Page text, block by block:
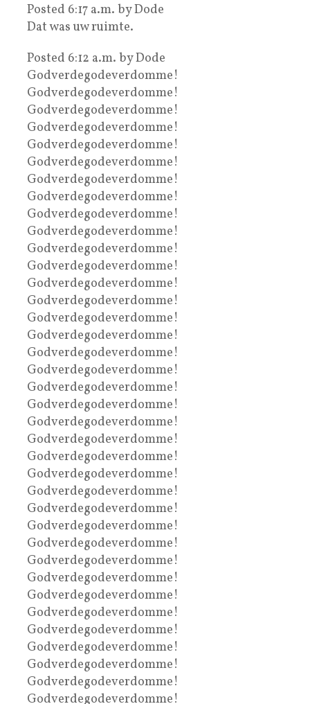
Posted 6:17 a.m. by Dode
Dat was uw ruimte.
Posted 6:12 a.m. by Dode
Godverdegodeverdomme!
Godverdegodeverdomme!
Godverdegodeverdomme!
Godverdegodeverdomme!
Godverdegodeverdomme!
Godverdegodeverdomme!
Godverdegodeverdomme!
Godverdegodeverdomme!
Godverdegodeverdomme!
Godverdegodeverdomme!
Godverdegodeverdomme!
Godverdegodeverdomme!
Godverdegodeverdomme!
Godverdegodeverdomme!
Godverdegodeverdomme!
Godverdegodeverdomme!
Godverdegodeverdomme!
Godverdegodeverdomme!
Godverdegodeverdomme!
Godverdegodeverdomme!
Godverdegodeverdomme!
Godverdegodeverdomme!
Godverdegodeverdomme!
Godverdegodeverdomme!
Godverdegodeverdomme!
Godverdegodeverdomme!
Godverdegodeverdomme!
Godverdegodeverdomme!
Godverdegodeverdomme!
Godverdegodeverdomme!
Godverdegodeverdomme!
Godverdegodeverdomme!
Godverdegodeverdomme!
Godverdegodeverdomme!
Godverdegodeverdomme!
Godverdegodeverdomme!
Godverdegodeverdomme!